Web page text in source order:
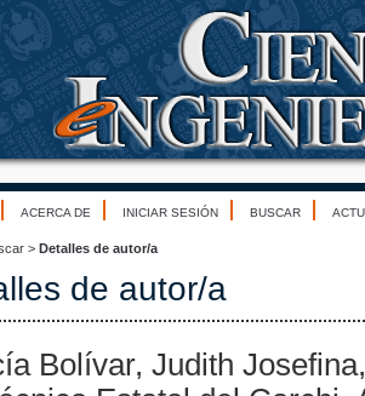
ACERCA DE INICIAR SESIÓN BUSCAR
> Detalles de autor/a
de autor/a
Bolívar, Judith